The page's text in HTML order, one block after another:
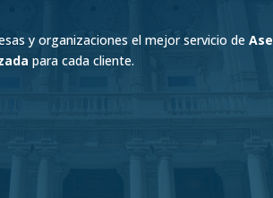
y organizaciones el mejor servicio de
para cada cliente.